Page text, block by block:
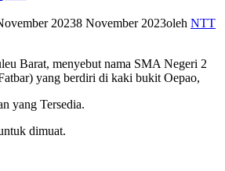
20238 November 2023oleh NTT
Barat, menyebut nama SMA Negeri 2
yang berdiri di kaki bukit Oepao,
yang Tersedia.
dimuat.